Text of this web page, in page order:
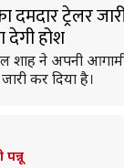
दमदार ट्रेलर
देगी होश
शाह ने अपनी
कर दिया है।
पन्नू